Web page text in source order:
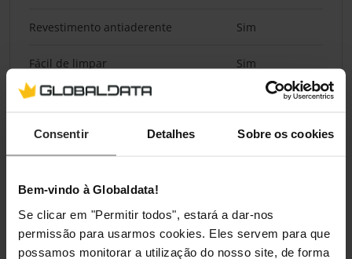
Consentir Detalhes Sobre os cookies
Bem-vindo à Globaldata!
Se clicar em "Permitir todos", estará a dar-nos
permissão para usarmos cookies. Eles servem para que
possamos monitorar a utilização do nosso site, de forma
Revestimento antiaderente Sim
Fácil de limpar Sim
Janela grande de visualização
Interruptor ligar/desligar Sim
Tipo de controlo Botões
Peças laváveis na máquina da loiça